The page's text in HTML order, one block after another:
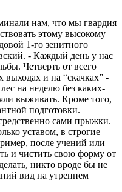
нам, что мы гвардия
этому высокому
1-го зенитного
- Каждый день у нас
Четверть от всего
и на “скачках” -
на неделю без каких-
выживать. Кроме того,
подготовки.
сами прыжки.
уставом, в строгие
после учений или
и чистить свою форму от
никто вроде бы не
вид на утреннем